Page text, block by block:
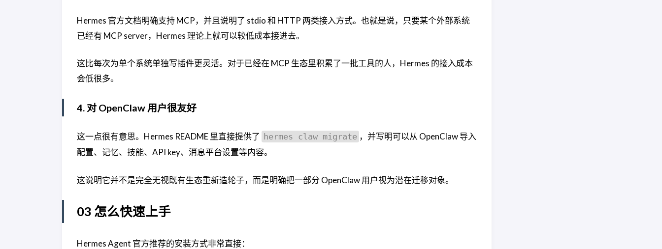
Hermes 官方文档明确支持 MCP，并且说明了 stdio 和 HTTP 两类接入方式。也就是说，只要某个外部系统
已经有 MCP server，Hermes 理论上就可以较低成本接进去。
这比每次为单个系统单独写插件更灵活。对于已经在 MCP 生态里积累了一批工具的人，Hermes 的接入成本
会低很多。
4. 对 OpenClaw 用户很友好
这一点很有意思。Hermes README 里直接提供了 hermes claw migrate ，并写明可以从 OpenClaw 导入
配置、记忆、技能、API key、消息平台设置等内容。
这说明它并不是完全无视既有生态重新造轮子，而是明确把一部分 OpenClaw 用户视为潜在迁移对象。
03 怎么快速上手
Hermes Agent 官方推荐的安装方式非常直接：